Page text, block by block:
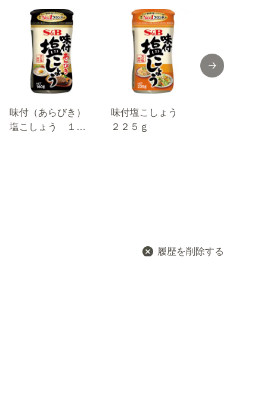
味付（あらびき）
塩こしょう １６
味付塩こしょう
２２５ｇ
履歴を削除する